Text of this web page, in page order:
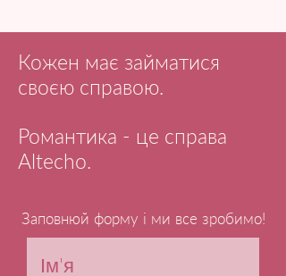
Кожен має займатися
своєю справою.
Романтика - це справа
Altecho.
Заповнюй форму і ми все зробимо!